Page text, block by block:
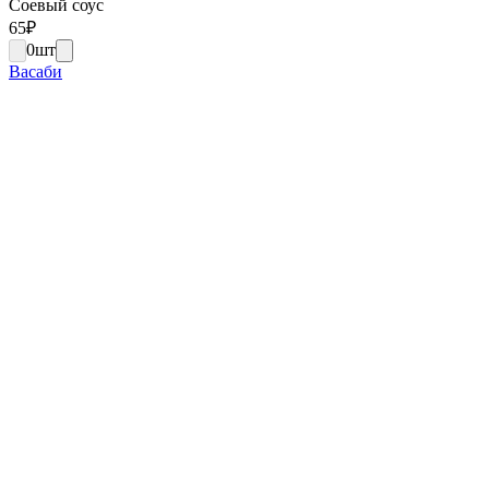
Соевый соус
65₽
0шт
Васаби